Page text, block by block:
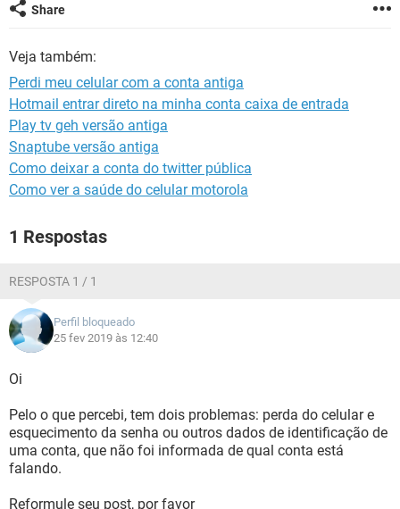
INSTAGRAM
INSTAGRAM
GUIA DE COMPRAS
Share
Veja também:
Perdi meu celular com a conta antiga
Hotmail entrar direto na minha conta caixa de entrada
Play tv geh versão antiga
Snaptube versão antiga
Como deixar a conta do twitter pública
Como ver a saúde do celular motorola
1 Respostas
RESPOSTA 1 / 1
Perfil bloqueado
25 fev 2019 às 12:40
Oi
Pelo o que percebi, tem dois problemas: perda do celular e
esquecimento da senha ou outros dados de identificação de
uma conta, que não foi informada de qual conta está
falando.
Reformule seu post, por favor